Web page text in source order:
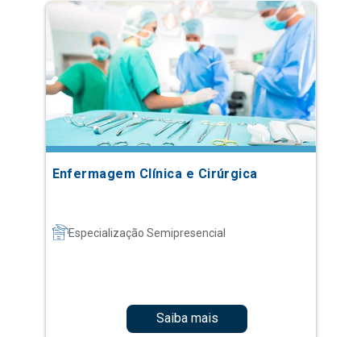
Enfermagem Clínica e Cirúrgica
Especialização Semipresencial
Saiba mais